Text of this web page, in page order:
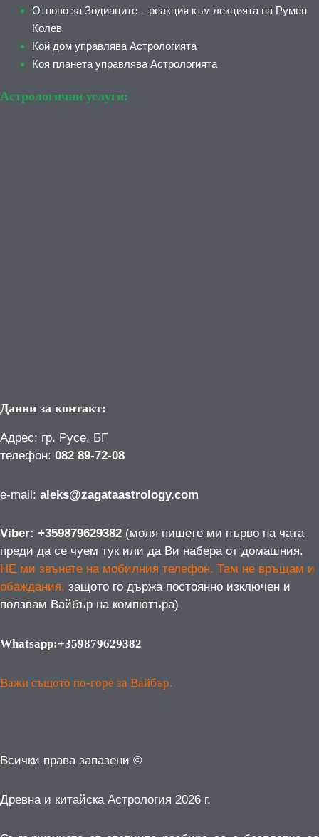
Отново за Зодиаците – реакция към лекцията на Румен
Колев
Кой дом управлява Астрологията
Коя планета управлява Астрологията
Астрологични услуги:
Данни за контакт:
Адрес: гр. Русе, БГ
телефон: 082 89-72-08
е-mail: aleks@zagataastrology.com
Viber: +359879629382 (моля пишете ми първо на чата
преди да се чуем тук или да Ви набера от домашния.
НЕ ми звънете на мобилния телефон. Там не връщам и
обаждания, защото го държа постоянно изключен и
ползвам Вайбър на компютъра)
Whatsapp:+359879629382
Важи същото по-горе за Вайбър.
Всички права запазени ©
Древна и китайска Астрология 2026 г.